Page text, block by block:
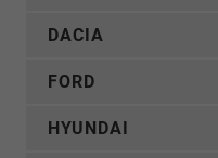
DACIA
FORD
HYUNDAI